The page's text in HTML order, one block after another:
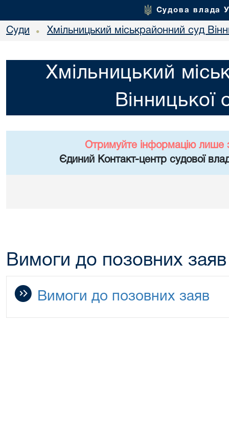
Судова влада
Суди • Хмільницький міськрайонний суд
Хмільницький
Вінницької
Отримуйте інформацію лише
Єдиний Контакт-центр судової
Вимоги до позовних заяв
Вимоги до позовних заяв